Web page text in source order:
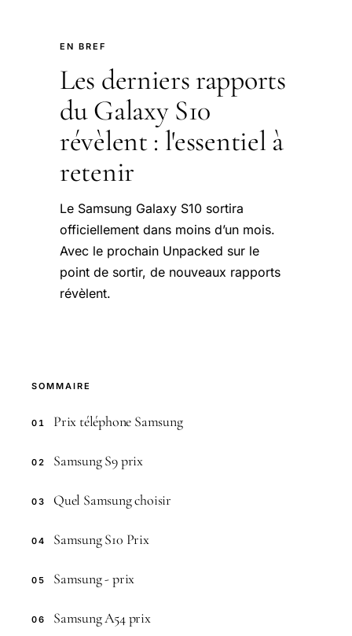
EN BREF
Les derniers rapports
du Galaxy S10
révèlent : l'essentiel à
retenir
Le Samsung Galaxy S10 sortira
officiellement dans moins d’un mois.
Avec le prochain Unpacked sur le
point de sortir, de nouveaux rapports
révèlent.
SOMMAIRE
01 Prix téléphone Samsung
02 Samsung S9 prix
03 Quel Samsung choisir
04 Samsung S10 Prix
05 Samsung - prix
06 Samsung A54 prix